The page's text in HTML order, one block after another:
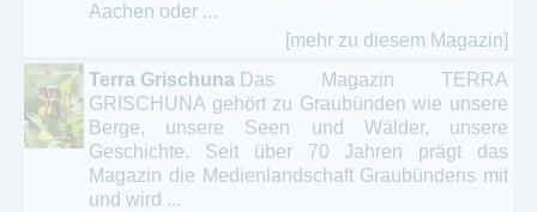
Aachen oder ...
[mehr zu diesem Magazin]
Terra Grischuna Das Magazin TERRA
GRISCHUNA gehört zu Graubünden wie unsere
Berge, unsere Seen und Wälder, unsere
Geschichte. Seit über 70 Jahren prägt das
Magazin die Medienlandschaft Graubündens mit
und wird ...